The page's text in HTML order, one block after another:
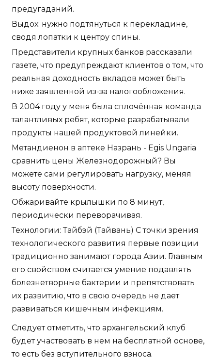
предугаданий.
Выдох: нужно подтянуться к перекладине,
сводя лопатки к центру спины.
Представители крупных банков рассказали
газете, что предупреждают клиентов о том, что
реальная доходность вкладов может быть
ниже заявленной из-за налогообложения.
В 2004 году у меня была сплочённая команда
талантливых ребят, которые разрабатывали
продукты нашей продуктовой линейки.
Метандиенон в аптеке Назрань - Egis Ungaria
сравнить цены Железнодорожный? Вы
можете сами регулировать нагрузку, меняя
высоту поверхности.
Обжаривайте крылышки по 8 минут,
периодически переворачивая.
Технологии: Тайбэй (Тайвань) С точки зрения
технологического развития первые позиции
традиционно занимают города Азии. Главным
его свойством считается умение подавлять
болезнетворные бактерии и препятствовать
их развитию, что в свою очередь не дает
развиваться кишечным инфекциям.
Следует отметить, что архангельский клуб
будет участвовать в нем на бесплатной основе,
то есть без вступительного взноса.